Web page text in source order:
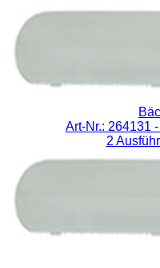
Art-Nr.: 264131
2